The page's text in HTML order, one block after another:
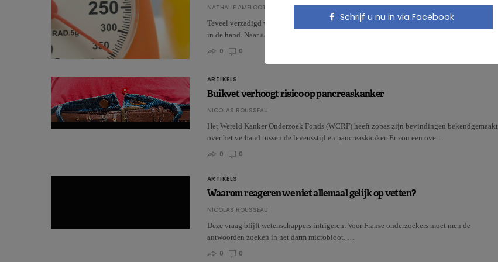
NATHALIE AMELOOT
Teveel verzadigd vet in de voeding werkt ernstige ziektebeelden zoals hart –en vaatziekten
in de hand. Naar aanleiding van een rapport in opdracht van de …
0
0
ARTIKELS
Buikvet verhoogt risico op pancreaskanker
NICOLAS ROUSSEAU
Het Wereld Kanker Onderzoek Fonds (WCRF) heeft zopas zijn bevindingen bekendgemaakt
over het verband tussen de levensstijl en pancreaskanker. Er zou een ove…
0
0
ARTIKELS
Waarom reageren we niet allemaal gelijk op vetten?
NICOLAS ROUSSEAU
Deze vraag blijft wetenschappers intrigeren. Voor Franse onderzoekers moet men de
antwoorden zoeken in het darm microbioot. …
0
0
Schrijf u nu in via Facebook